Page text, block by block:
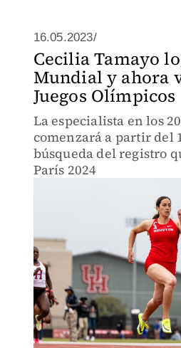
16.05.2023/
Cecilia Tamayo
Mundial y ahora
Juegos Olímpicos
La especialista en los
comenzará a partir del
búsqueda del registro
París 2024